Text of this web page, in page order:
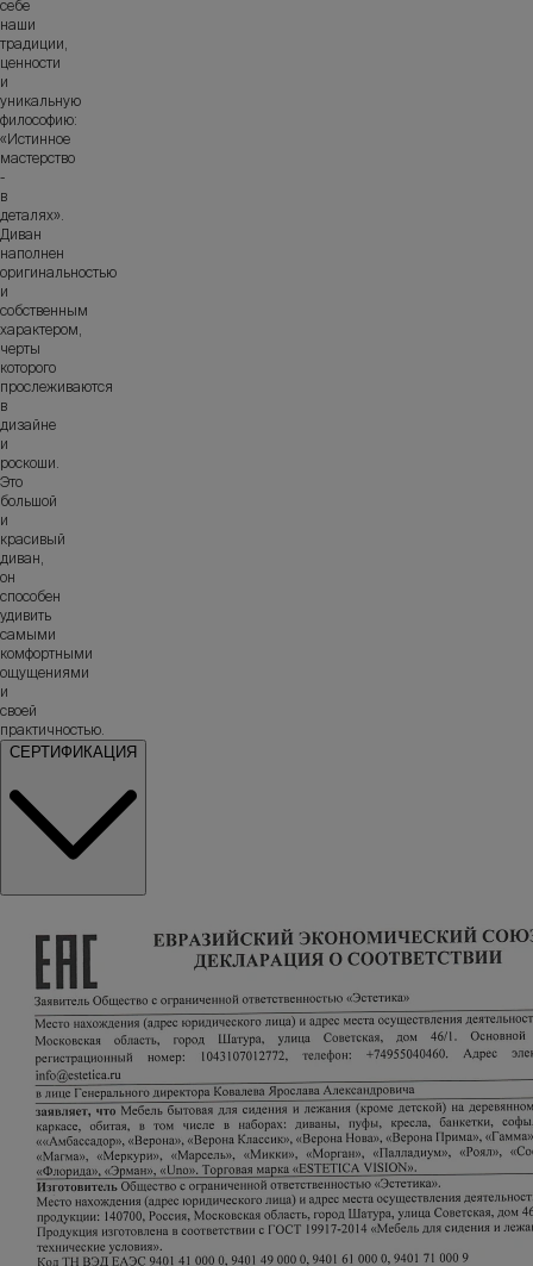
себе
наши
традиции,
ценности
и
уникальную
философию:
«Истинное
мастерство
-
в
деталях».
Диван
наполнен
оригинальностью
и
собственным
характером,
черты
которого
прослеживаются
в
дизайне
и
роскоши.
Это
большой
и
красивый
диван,
он
способен
удивить
самыми
комфортными
ощущениями
и
своей
практичностью.
СЕРТИФИКАЦИЯ